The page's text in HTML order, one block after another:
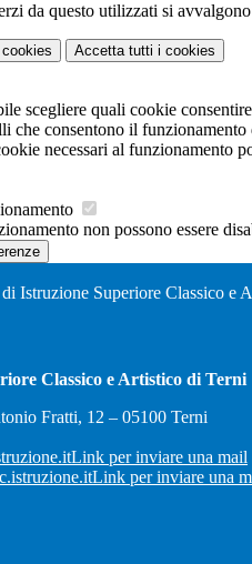
da questo utilizzati si
Accetta tutti i cookies
scegliere quali cookie
che consentono il
necessari al funzionamento
non possono essere
Istruzione Superiore Classico e
Classico e Artistico di Terni
Fratti, 12 – 05100 Terni
Link per inviare una mail
Link per inviare una